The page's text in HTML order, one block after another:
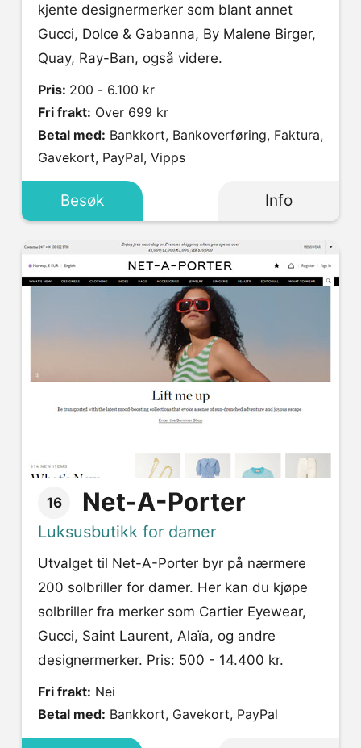
kjente designermerker som blant annet
Gucci, Dolce & Gabanna, By Malene Birger,
Quay, Ray-Ban, også videre.
Pris: 200 - 6.100 kr
Fri frakt: Over 699 kr
Betal med:
Gavekort, PayPal, Vipps
Besøk Info
16 Net-A-Porter
Luksusbutikk for damer
Utvalget til Net-A-Porter byr på nærmere
200 solbriller for damer. Her kan du kjøpe
solbriller fra merker som Cartier Eyewear,
Gucci, Saint Laurent, Alaïa, og andre
designermerker. Pris: 500 - 14.400 kr.
Fri frakt: Nei
Betal med: Bankkort, Gavekort, PayPal